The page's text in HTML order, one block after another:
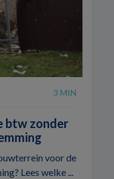
3 MIN
btw zonder
voor de
Lees welke ...